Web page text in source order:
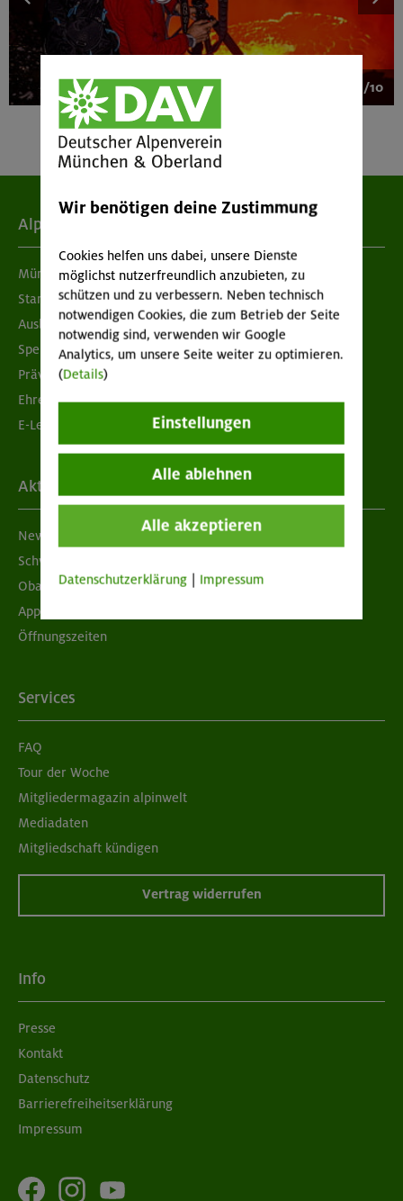
1/10
Alpenverein
München & Oberland
Standorte
Ausbildung & Jobs
Spenden
Prävention sexualisierter Gewalt
Ehrenamtsbörse
E-Learning
Aktuelles
Newsletter
Schwarzes Brett
Obacht geben!
App "Mein DAV+"
Öffnungszeiten
Services
FAQ
Tour der Woche
Mitgliedermagazin alpinwelt
Mediadaten
Mitgliedschaft kündigen
Vertrag widerrufen
Info
Presse
Kontakt
Datenschutz
Barrierefreiheitserklärung
Impressum
Wir benötigen deine Zustimmung
Cookies helfen uns dabei, unsere Dienste
möglichst nutzerfreundlich anzubieten, zu
schützen und zu verbessern. Neben technisch
notwendigen Cookies, die zum Betrieb der Seite
notwendig sind, verwenden wir Google
Analytics, um unsere Seite weiter zu optimieren.
(Details)
Einstellungen
Alle ablehnen
Alle akzeptieren
Datenschutzerklärung Impressum